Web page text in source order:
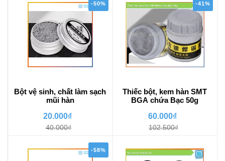
-50%
Bột vệ sinh, chất làm sạch
mũi hàn
20.000₫
40.000₫
-41%
Thiếc bột, kem hàn SMT
BGA chứa Bạc 50g
60.000₫
102.500₫
-58%